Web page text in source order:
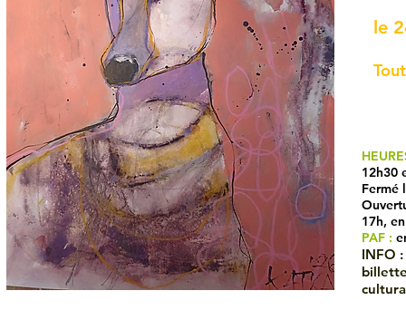
le
12h30
Fermé
17h,
PAF :
INFO